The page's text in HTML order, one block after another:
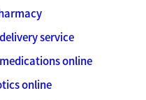
service
online
online